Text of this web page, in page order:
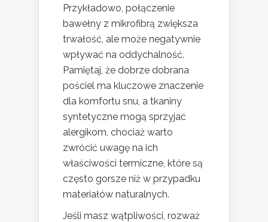
Przykładowo, połączenie
bawełny z mikrofibrą zwiększa
trwałość, ale może negatywnie
wpływać na oddychalność.
Pamiętaj, że dobrze dobrana
pościel ma kluczowe znaczenie
dla komfortu snu, a tkaniny
syntetyczne mogą sprzyjać
alergikom, chociaż warto
zwrócić uwagę na ich
właściwości termiczne, które są
często gorsze niż w przypadku
materiałów naturalnych.
Jeśli masz wątpliwości, rozważ